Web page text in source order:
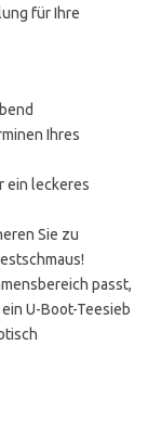
für Ihre
Ihres
ein leckeres
Sie zu
passt,
U-Boot-Teesieb